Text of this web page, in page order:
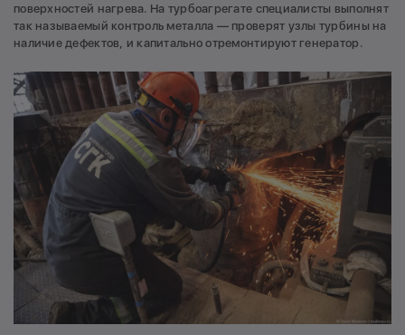
поверхностей нагрева. На турбоагрегате специалисты выполнят
так называемый контроль металла — проверят узлы турбины на
наличие дефектов, и капитально отремонтируют генератор.